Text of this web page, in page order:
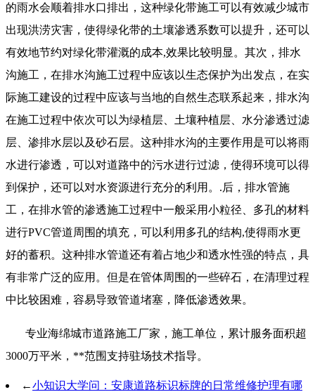
的雨水会顺着排水口排出，这种绿化带施工可以有效减少城市
出现洪涝灾害，使得绿化带的土壤渗透系数可以提升，还可以
有效地节约对绿化带灌溉的成本,效果比较明显。其次，排水
沟施工，在排水沟施工过程中应该以生态保护为出发点，在实
际施工建设的过程中应该与当地的自然生态联系起来，排水沟
在施工过程中依次可以为绿植层、土壤种植层、水分渗透过滤
层、渗排水层以及砂石层。这种排水沟的主要作用是可以将雨
水进行渗透，可以对道路中的污水进行过滤，使得环境可以得
到保护，还可以对水资源进行充分的利用。.后，排水管施
工，在排水管的渗透施工过程中一般采用小粒径、多孔的材料
进行PVC管道周围的填充，可以利用多孔的结构,使得雨水更
好的蓄积。这种排水管道还有着占地少和透水性强的特点，具
有非常广泛的应用。但是在管体周围的一些碎石，在清理过程
中比较困难，容易导致管道堵塞，降低渗透效果。
专业海绵城市道路施工厂家，施工单位，累计服务面积超
3000万平米，**范围支持驻场技术指导。
←小知识大学问：安康道路标识标牌的日常维修护理有哪